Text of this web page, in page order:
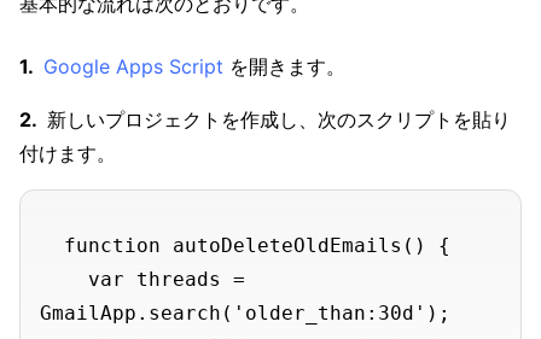
Google Apps Script を開きます。
新しいプロジェクトを作成し、次のスクリプトを貼り
付けます。
GmailApp.search('older_than:30d');